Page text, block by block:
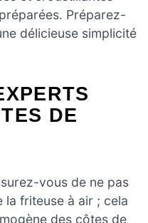
Préparez-
délicieuse simplicité
DE
vous de ne pas
la friteuse à air ; cela
des côtes de